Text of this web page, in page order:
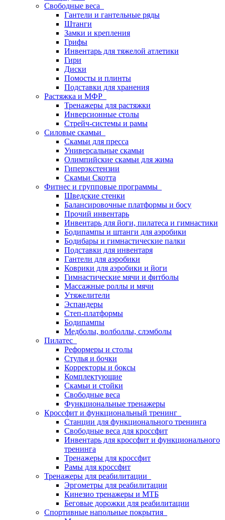
Свободные веса
Гантели и гантельные ряды
Штанги
Замки и крепления
Грифы
Инвентарь для тяжелой атлетики
Гири
Диски
Помосты и плинты
Подставки для хранения
Растяжка и МФР
Тренажеры для растяжки
Инверсионные столы
Стрейч-системы и рамы
Силовые скамьи
Скамьи для пресса
Универсальные скамьи
Олимпийские скамьи для жима
Гиперэкстензии
Скамьи Скотта
Фитнес и групповые программы
Шведские стенки
Балансировочные платформы и босу
Прочий инвентарь
Инвентарь для йоги, пилатеса и гимнастики
Бодипампы и штанги для аэробики
Бодибары и гимнастические палки
Подставки для инвентаря
Гантели для аэробики
Коврики для аэробики и йоги
Гимнастические мячи и фитболы
Массажные роллы и мячи
Утяжелители
Эспандеры
Степ-платформы
Бодипампы
Медболы, волболлы, слэмболы
Пилатес
Реформеры и столы
Стулья и бочки
Корректоры и боксы
Комплектующие
Скамьи и стойки
Свободные веса
Функциональные тренажеры
Кроссфит и функциональный тренинг
Станции для функционального тренинга
Свободные веса для кроссфит
Инвентарь для кроссфит и функционального
тренинга
Тренажеры для кроссфит
Рамы для кроссфит
Тренажеры для реабилитации
Эргометры для реабилитации
Кинезио тренажеры и МТБ
Беговые дорожки для реабилитации
Спортивные напольные покрытия